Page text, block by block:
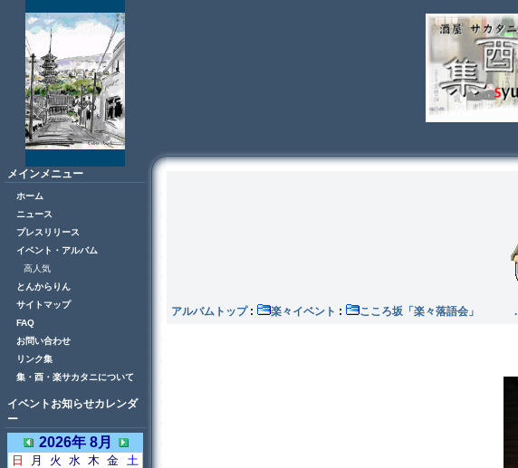
メインメニュー
ホーム
ニュース
プレスリリース
イベント・アルバム
高人気
とんからりん
サイトマップ
FAQ
お問い合わせ
リンク集
集・酉・楽サカタニについて
イベントお知らせカレンダ
ー
2026年 8月
日 月 火 水 木 金 土
アルバムトップ: 楽々イベント : こころ坂「楽々落語会」 .